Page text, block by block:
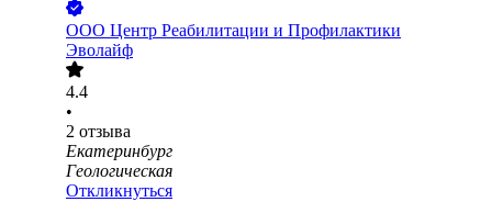
ООО Центр Реабилитации и Профилактики
Эволайф
4.4
•
2 отзыва
Екатеринбург
Геологическая
Откликнуться